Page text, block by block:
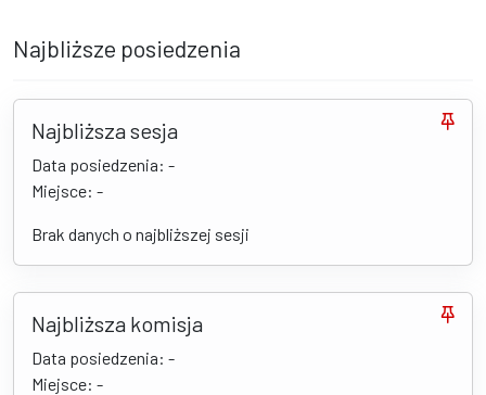
Najbliższe posiedzenia
Najbliższa sesja
Data posiedzenia: -
Miejsce: -
Brak danych o najbliższej sesji
Najbliższa komisja
Data posiedzenia: -
Miejsce: -